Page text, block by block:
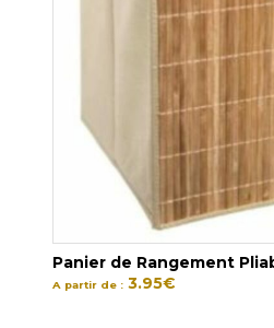
Panier de Rangement
A partir de : 3.95€